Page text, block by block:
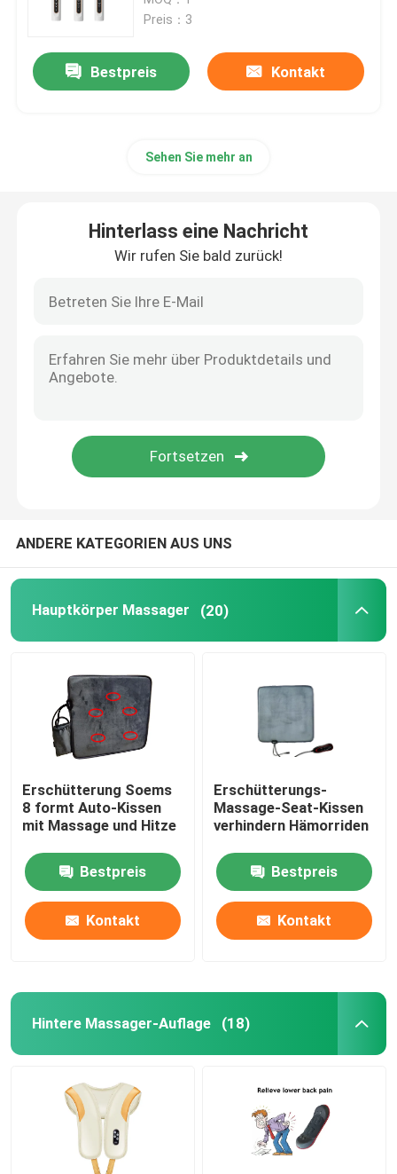
Handsauerstoff-Injektor
Keimer-Reinigungsapparat
UVC keimtötende Rohre
Preis：3
Bestpreis Kontakt
Sehen Sie mehr an
Hinterlass eine Nachricht
Wir rufen Sie bald zurück!
ANDERE KATEGORIEN AUS UNS
Hauptkörper Massager (20)
Erschütterung Soems
8 formt Auto-Kissen
mit Massage und Hitze
Bestpreis
Kontakt
Erschütterungs-
Massage-Seat-Kissen
verhindern Hämorriden
Bestpreis
Kontakt
Hintere Massager-Auflage (18)